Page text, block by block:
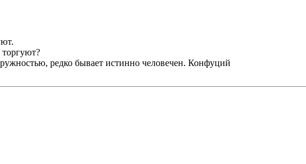
редко бывает истинно человечен. Конфуций